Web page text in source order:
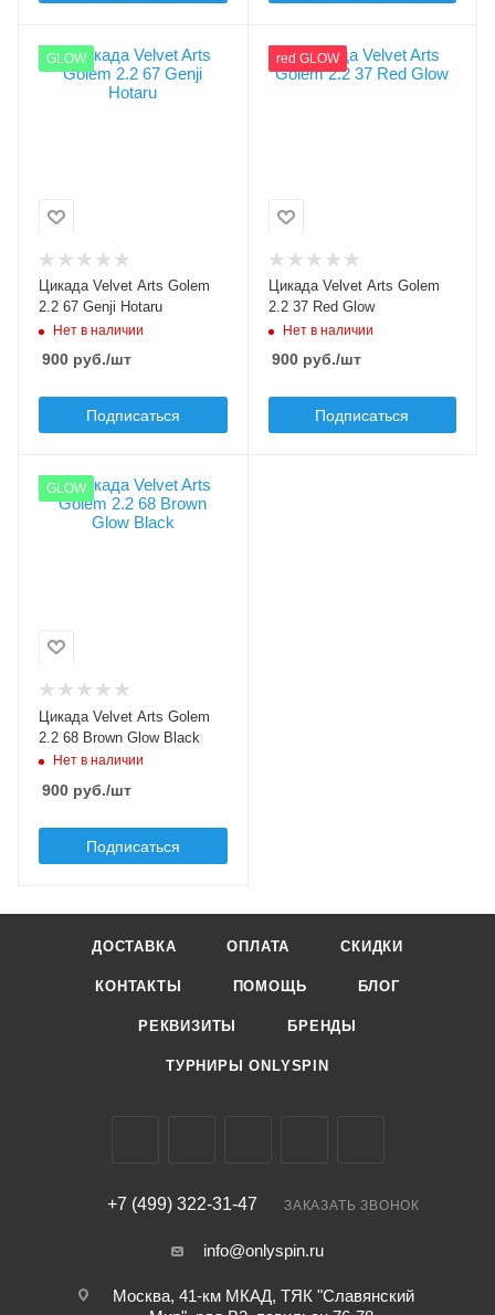
GLOW
Цвет приманки
67 Genji Hotaru
Длина приманки, мм
Вес приманки, гр
2.2
Цикада Velvet Arts Golem
2.2 67 Genji Hotaru
Нет в наличии
900 руб./шт
Подписаться
red GLOW
Цвет приманки
37 Red Glow
Длина приманки, мм
Вес приманки, гр
2.2
Цикада Velvet Arts Golem
2.2 37 Red Glow
Нет в наличии
900руб./шт
Подписаться
GLOW
Цвет приманки
68 Brown Glow Black
Длина приманки, мм
Вес приманки, гр
2.2
Цикада Velvet Arts Golem
2.2 68 Brown Glow Black
Нет в наличии
900 руб./шт
Подписаться
ДОСТАВКА ОПЛАТА СКИДКИ
КОНТАКТЫ ПОМОЩЬ БЛОГ
РЕКВИЗИТЫ БРЕНДЫ
ТУРНИРЫ ONLYSPIN
+7 (499) 322-31-47 ЗАКАЗАТЬ ЗВОНОК
info@onlyspin.ru
Москва, 41-км МКАД, ТЯК "Славянский